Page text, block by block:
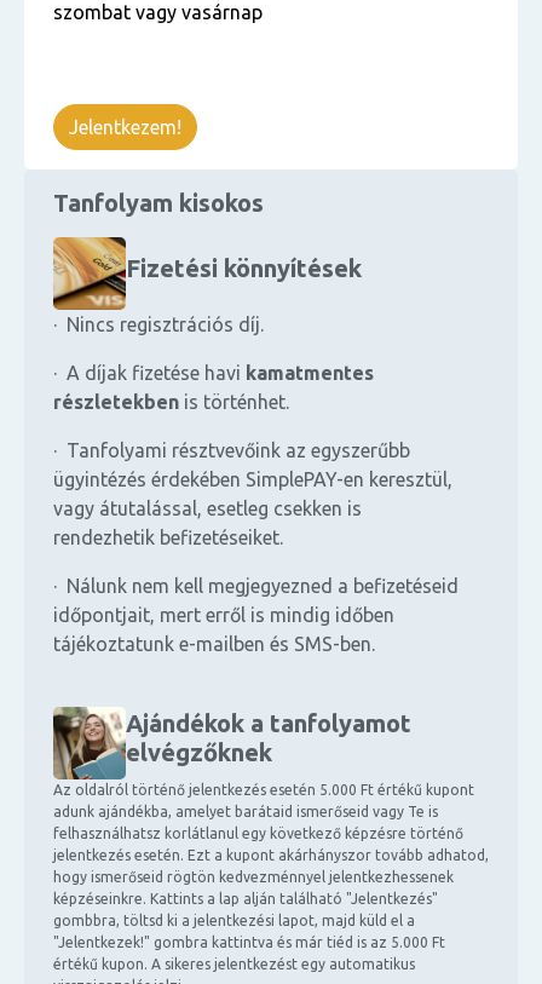
Tanfolyam kisokos
Fizetési könnyítések
· Nincs regisztrációs díj.
· A díjak fizetése havi kamatmentes
részletekben is történhet.
· Tanfolyami résztvevőink az egyszerűbb
ügyintézés érdekében SimplePAY-en keresztül,
vagy átutalással, esetleg csekken is
rendezhetik befizetéseiket.
· Nálunk nem kell megjegyezned a befizetéseid
időpontjait, mert erről is mindig időben
tájékoztatunk e-mailben és SMS-ben.
Ajándékok a tanfolyamot
elvégzőknek
Az oldalról történő jelentkezés esetén 5.000 Ft értékű kupont
adunk ajándékba, amelyet barátaid ismerőseid vagy Te is
felhasználhatsz korlátlanul egy következő képzésre történő
jelentkezés esetén. Ezt a kupont akárhányszor tovább adhatod,
hogy ismerőseid rögtön kedvezménnyel jelentkezhessenek
képzéseinkre. Kattints a lap alján található "Jelentkezés"
gombbra, töltsd ki a jelentkezési lapot, majd küld el a
"Jelentkezek!" gombra kattintva és már tiéd is az 5.000 Ft
értékű kupon. A sikeres jelentkezést egy automatikus
szombat vagy vasárnap
Jelentkezem!